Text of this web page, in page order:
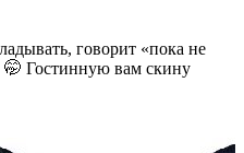
говорит «пока не
Гостинную вам скину